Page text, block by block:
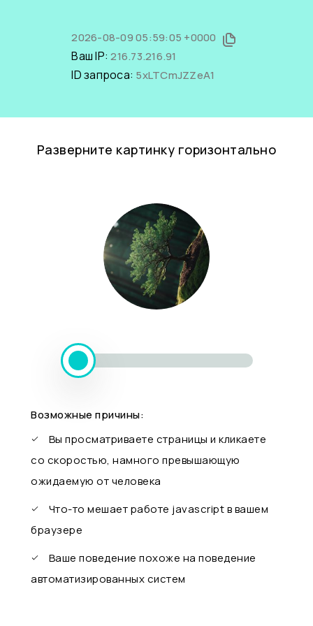
2026-08-09 05:59:05 +0000
Ваш IP:216.73.216.91
ID запроса: 5xLTCmJZZeA1
Разверните картинку горизонтально
Возможные причины:
Вы просматриваете страницы и кликаете
со скоростью, намного превышающую
ожидаемую от человека
Что-то мешает работе javascript в вашем
браузере
Ваше поведение похоже на поведение
автоматизированных систем